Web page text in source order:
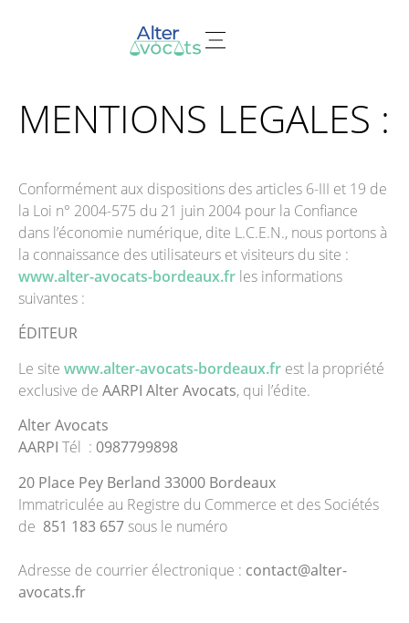
MENTIONS LEGALES :
Conformément aux dispositions des articles 6-III et 19 de
la Loi n° 2004-575 du 21 juin 2004 pour la Confiance
dans l’économie numérique, dite L.C.E.N., nous portons à
la connaissance des utilisateurs et visiteurs du site :
www.alter-avocats-bordeaux.fr les informations
suivantes :
ÉDITEUR
Le site www.alter-avocats-bordeaux.fr est la propriété
exclusive de AARPI Alter Avocats, qui l’édite.
Alter Avocats
AARPI Tél : 0987799898
20 Place Pey Berland 33000 Bordeaux
Immatriculée au Registre du Commerce et des Sociétés
de 851 183 657sous le numéro
Adresse de courrier électronique : contact@alter-
avocats.fr